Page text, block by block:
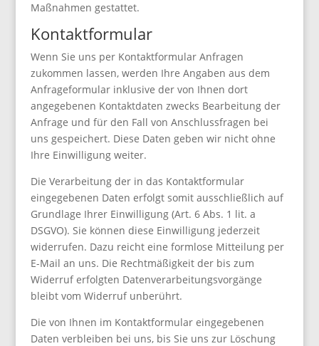
Maßnahmen gestattet.
Kontaktformular
Wenn Sie uns per Kontaktformular Anfragen
zukommen lassen, werden Ihre Angaben aus dem
Anfrageformular inklusive der von Ihnen dort
angegebenen Kontaktdaten zwecks Bearbeitung der
Anfrage und für den Fall von Anschlussfragen bei
uns gespeichert. Diese Daten geben wir nicht ohne
Ihre Einwilligung weiter.
Die Verarbeitung der in das Kontaktformular
eingegebenen Daten erfolgt somit ausschließlich auf
Grundlage Ihrer Einwilligung (Art. 6 Abs. 1 lit. a
DSGVO). Sie können diese Einwilligung jederzeit
widerrufen. Dazu reicht eine formlose Mitteilung per
E-Mail an uns. Die Rechtmäßigkeit der bis zum
Widerruf erfolgten Datenverarbeitungsvorgänge
bleibt vom Widerruf unberührt.
Die von Ihnen im Kontaktformular eingegebenen
Daten verbleiben bei uns, bis Sie uns zur Löschung